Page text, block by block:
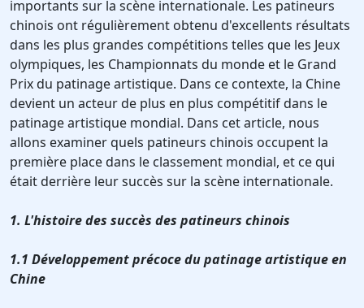
importants sur la scène internationale. Les patineurs
chinois ont régulièrement obtenu d'excellents résultats
dans les plus grandes compétitions telles que les Jeux
olympiques, les Championnats du monde et le Grand
Prix du patinage artistique. Dans ce contexte, la Chine
devient un acteur de plus en plus compétitif dans le
patinage artistique mondial. Dans cet article, nous
allons examiner quels patineurs chinois occupent la
première place dans le classement mondial, et ce qui
était derrière leur succès sur la scène internationale.
1. L'histoire des succès des patineurs chinois
1.1 Développement précoce du patinage artistique en
Chine